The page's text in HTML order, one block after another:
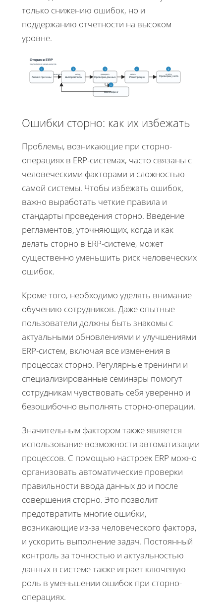
только снижению ошибок, но и
поддержанию отчетности на высоком
уровне.
Сторно в ERP
Короткая схема шагов
Анализ причины Выбор метода Проверка данных Регистрация Проверка учёта
Мониторинг
выяснить метод проверить запись отчёты
1 2 3 4 5
6
Ошибки сторно: как их избежать
Проблемы, возникающие при сторно-
операциях в ERP-системах, часто связаны с
человеческими факторами и сложностью
самой системы. Чтобы избежать ошибок,
важно выработать четкие правила и
стандарты проведения сторно. Введение
регламентов, уточняющих, когда и как
делать сторно в ERP-системе, может
существенно уменьшить риск человеческих
ошибок.
Кроме того, необходимо уделять внимание
обучению сотрудников. Даже опытные
пользователи должны быть знакомы с
актуальными обновлениями и улучшениями
ERP-систем, включая все изменения в
процессах сторно. Регулярные тренинги и
специализированные семинары помогут
сотрудникам чувствовать себя уверенно и
безошибочно выполнять сторно-операции.
Значительным фактором также является
использование возможности автоматизации
процессов. С помощью настроек ERP можно
организовать автоматические проверки
правильности ввода данных до и после
совершения сторно. Это позволит
предотвратить многие ошибки,
возникающие из-за человеческого фактора,
и ускорить выполнение задач. Постоянный
контроль за точностью и актуальностью
данных в системе также играет ключевую
роль в уменьшении ошибок при сторно-
операциях.